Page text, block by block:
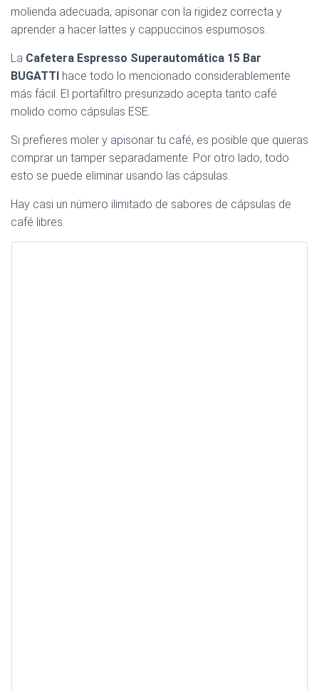
molienda adecuada, apisonar con la rigidez correcta y
aprender a hacer lattes y cappuccinos espumosos.
La Cafetera Espresso Superautomática 15 Bar
BUGATTI hace todo lo mencionado considerablemente
más fácil. El portafiltro presurizado acepta tanto café
molido como cápsulas ESE.
Si prefieres moler y apisonar tu café, es posible que quieras
comprar un tamper separadamente. Por otro lado, todo
esto se puede eliminar usando las cápsulas.
Hay casi un número ilimitado de sabores de cápsulas de
café libres.